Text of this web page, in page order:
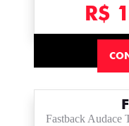
R$
Fastback Audace